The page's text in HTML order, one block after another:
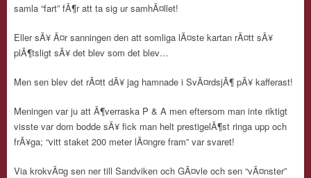
samla “fart” fÃ¶r att ta sig ur samhÃ¤llet!
Eller sÃ¥ Ã¤r sanningen den att somliga lÃ¤ste kartan rÃ¤tt sÃ¥
plÃ¶tsligt sÃ¥ det blev som det blev…
Men sen blev det rÃ¤tt dÃ¥ jag hamnade i SvÃ¤rdsjÃ¶ pÃ¥ kafferast!
Meningen var ju att Ã¶verraska P & A men eftersom man inte riktigt
visste var dom bodde sÃ¥ fick man helt prestigelÃ¶st ringa upp och
frÃ¥ga; “vitt staket 200 meter lÃ¤ngre fram” var svaret!
Via krokvÃ¤g sen ner till Sandviken och GÃ¤vle och sen “vÃ¤nster”